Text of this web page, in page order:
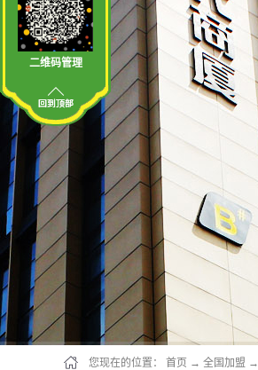
您现在的位置： 首页 → 全国加盟 →
二维码管理